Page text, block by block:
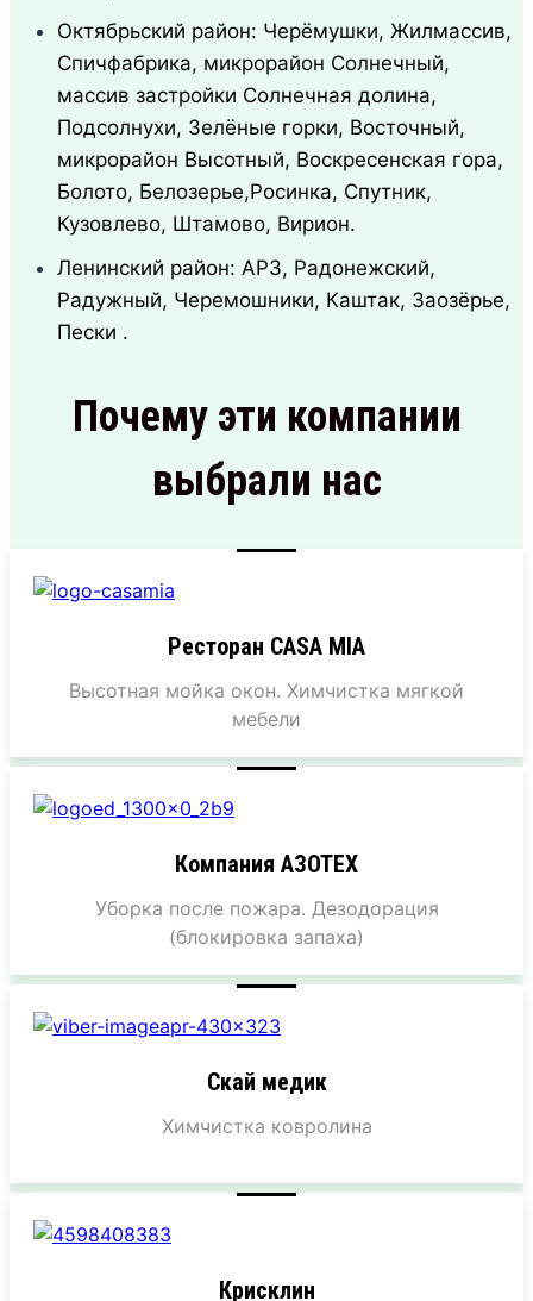
Октябрьский район: Черёмушки, Жилмассив,
Спичфабрика, микрорайон Солнечный,
массив застройки Солнечная долина,
Подсолнухи, Зелёные горки, Восточный,
микрорайон Высотный, Воскресенская гора,
Болото, Белозерье,Росинка, Спутник,
Кузовлево, Штамово, Вирион.
Ленинский район: АРЗ, Радонежский,
Радужный, Черемошники, Каштак, Заозёрье,
Пески .
Почему эти компании
выбрали нас
Ресторан CASA MIA
Высотная мойка окон. Химчистка мягкой
мебели
Компания АЗОТЕХ
Уборка после пожара. Дезодорация
(блокировка запаха)
Скай медик
Химчистка ковролина
Крисклин